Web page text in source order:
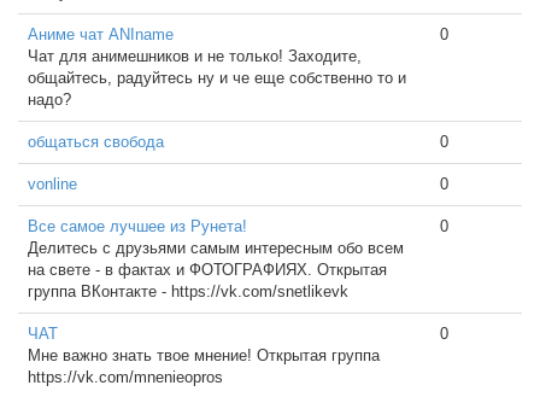
Аниме чат ANIname
Чат для анимешников и не только! Заходите,
общайтесь, радуйтесь ну и че еще собственно то и
надо?
0
общаться свобода 0
vonline 0
Все самое лучшее из Рунета!
Делитесь с друзьями самым интересным обо всем
на свете - в фактах и ФОТОГРАФИЯХ. Открытая
группа ВКонтакте - https://vk.com/snetlikevk
0
ЧАТ
Мне важно знать твое мнение! Открытая группа
https://vk.com/mnenieopros
0